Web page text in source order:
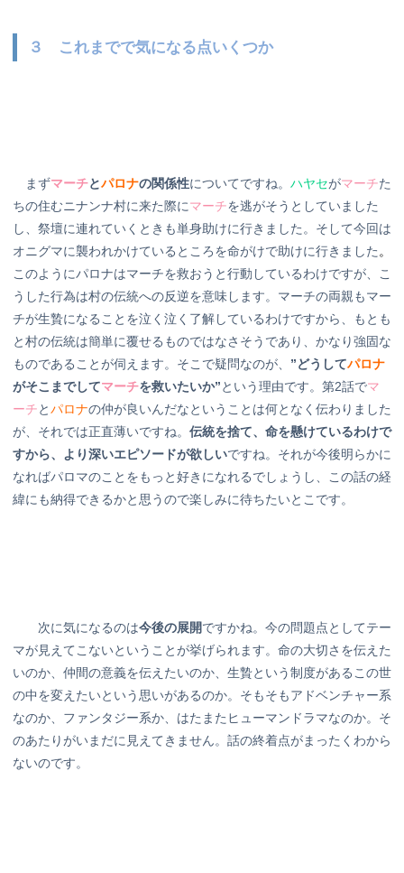
３ これまでで気になる点いくつか
まずマーチとパロナの関係性についてですね。 ハヤセがマーチた
ちの住むニナンナ村に来た際にマーチを逃がそうとしていました
し、祭壇に連れていくときも単身助けに行きました。そして今回は
オニグマに襲われかけているところを命がけで助けに行きました 。
このようにパロナはマーチを救おうと行動しているわけですが、こ
うした行為は村の伝統への反逆を意味します。マーチの両親もマー
チが生贄になることを泣く泣く了解しているわけですから、もとも
と村の伝統は簡単に覆せるものではなさそうであり、かなり強固な
ものであることが伺えます。そこで疑問なのが、 ”どうしてパロナ
がそこまでしてマーチを救いたいか”という理由です。第2話でマ
ーチとパロナの仲が良いんだなということは何となく伝わりました
が、それでは正直薄いですね。 伝統を捨て、命を懸けているわけで
すから、より深いエピソードが欲しいですね。それが今後明らかに
なればパロマのことをもっと好きになれるでしょうし、この話の経
緯にも納得できるかと思うので楽しみに待ちたいとこです。
次に気になるのは今後の展開ですかね。今の問題点としてテー
マが見えてこないということが挙げられます。命の大切さを伝えた
いのか、仲間の意義を伝えたいのか、生贄という制度があるこの世
の中を変えたいという思いがあるのか。そもそもアドベンチャー系
なのか、ファンタジー系か、はたまたヒューマンドラマなのか。そ
のあたりがいまだに見えてきません。話の終着点がまったくわから
ないのです。